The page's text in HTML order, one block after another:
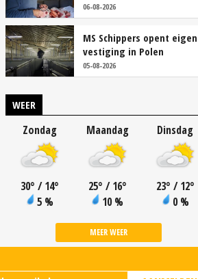
06-08-2026
MS Schippers opent eigen
vestiging in Polen
05-08-2026
WEER
Zondag
30° / 14°
5 %
Maandag
25° / 16°
10 %
Dinsdag
23° / 12°
0 %
MEER WEER